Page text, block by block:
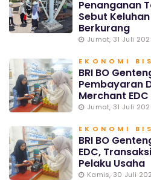
Penanganan
Sebut
Berkurang
Jumat, 31 Juli
EKONOMI
BRI BO
Pembayaran
Merchant
Jumat, 31 Juli
EKONOMI
BRI BO
EDC,
Pelaku Usaha
Kamis, 30 Juli